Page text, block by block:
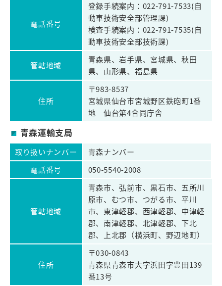
電話番号
登録手続案内：022-791-7533(自
動車技術安全部管理課)
検査手続案内：022-791-7535(自
動車技術安全部技術課)
管轄地域
青森県、岩手県、宮城県、秋田
県、山形県、福島県
住所
〒983-8537
宮城県仙台市宮城野区鉄砲町1番
地 仙台第4合同庁舎
青森運輸支局
取り扱いナンバー
青森ナンバー
電話番号
050-5540-2008
管轄地域
青森市、弘前市、黒石市、五所川
原市、むつ市、つがる市、平川
市、東津軽郡、西津軽郡、中津軽
郡、南津軽郡、北津軽郡、下北
郡、上北郡（横浜町、野辺地町）
住所
〒030-0843
青森県青森市大字浜田字豊田139
番13号